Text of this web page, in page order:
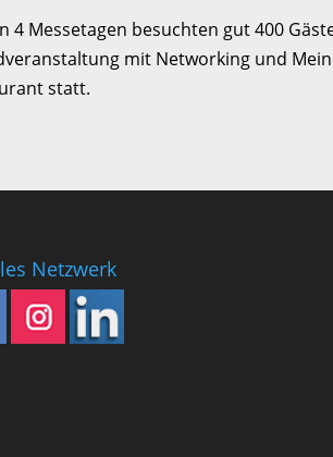
4 Messetagen besuchten gut 400
mit Networking und
statt.
Netzwerk